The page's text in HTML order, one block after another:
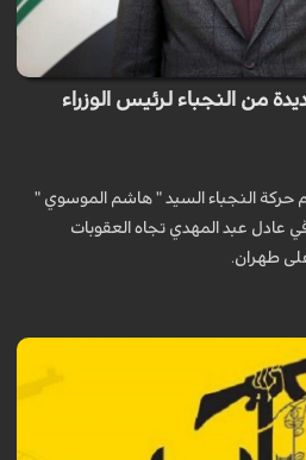
من النجباء لرئيس الوزراء
حركة النجباء السيد " هاشم الموسوي "
عادل عبد المهدي تجاه العقوبات
طهران.